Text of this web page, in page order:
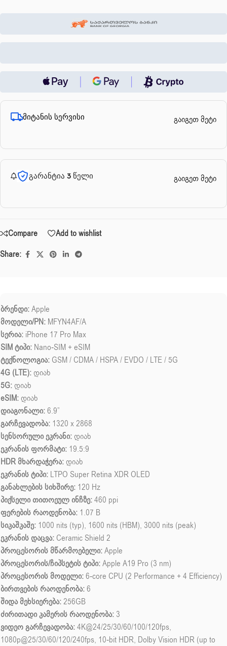
მიტანის სერვისი გაიგეთ მეტი
გარანტია 3 წელი გაიგეთ მეტი
Compare
Add to wishlist
Share:
ბრენდი:Apple
მოდელი/PN: MFYN4AF/A
სერია: iPhone 17 Pro Max
SIM ტიპი: Nano-SIM + eSIM
ტექნოლოგია: GSM / CDMA / HSPA / EVDO / LTE / 5G
4G (LTE): დიახ
5G: დიახ
eSIM: დიახ
დიაგონალი:6.9”
გარჩევადობა: 1320 x 2868
სენსორული ეკრანი: დიახ
ეკრანის ფორმატი: 19.5:9
HDR მხარდაჭერა: დიახ
ეკრანის ტიპი: LTPO Super Retina XDR OLED
განახლების სიხშირე: 120 Hz
პიქსელი თითოეულ ინჩზე:460 ppi
ფერების რაოდენობა: 1.07 B
სიკაშკაშე: 1000 nits (typ), 1600 nits (HBM), 3000 nits (peak)
ეკრანის დაცვა: Ceramic Shield 2
პროცესორის მწარმოებელი:Apple
პროცესორის/ჩიპსეტის ტიპი:Apple A19 Pro (3 nm)
პროცესორის მოდელი:6-core CPU (2 Performance + 4 Efficiency)
ბირთვების რაოდენობა:6
შიდა მეხსიერება:256GB
ძირითადი კამერის რაოდენობა: 3
ვიდეო გარჩევადობა:4K@24/25/30/60/100/120fps,
1080p@25/30/60/120/240fps, 10-bit HDR, Dolby Vision HDR (up to